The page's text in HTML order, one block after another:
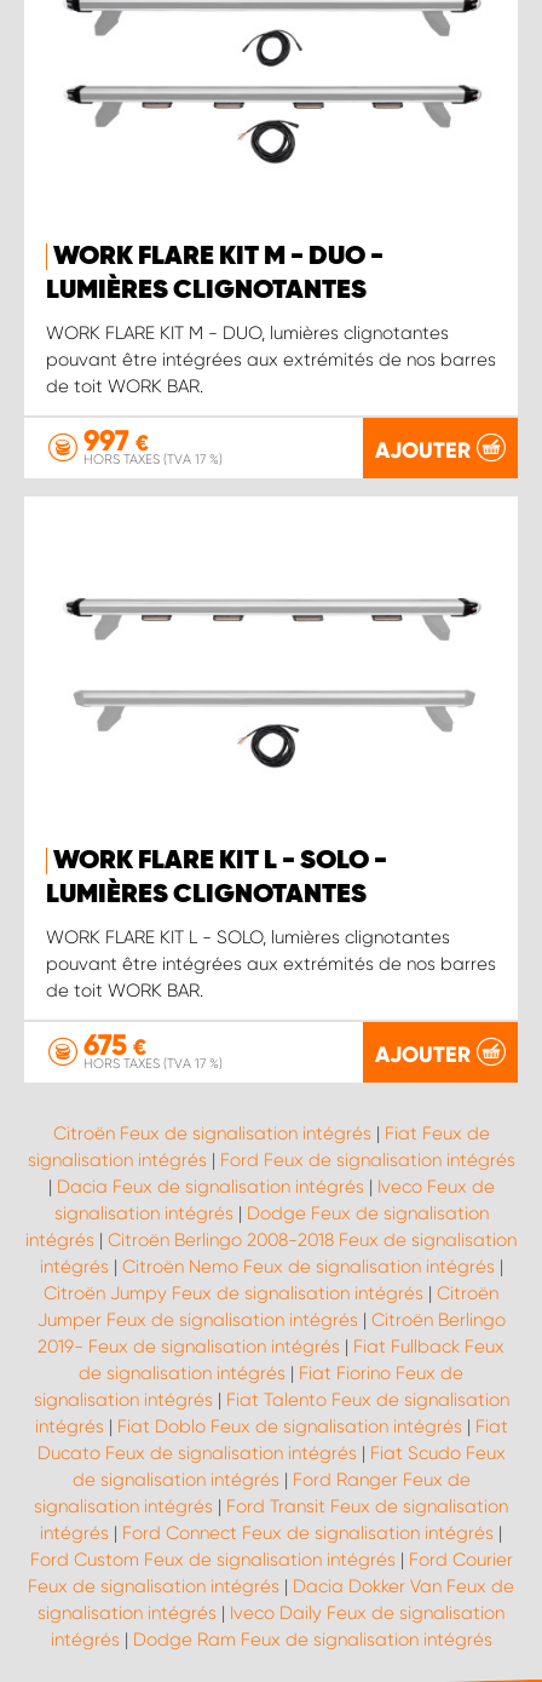
WORK FLARE KIT M - DUO -
LUMIÈRES CLIGNOTANTES
WORK FLARE KIT M - DUO, lumières clignotantes
pouvant être intégrées aux extrémités de nos barres
de toit WORK BAR.
997 €
HORS TAXES (TVA 17 %) AJOUTER
WORK FLARE KIT L - SOLO -
LUMIÈRES CLIGNOTANTES
WORK FLARE KIT L - SOLO, lumières clignotantes
pouvant être intégrées aux extrémités de nos barres
de toit WORK BAR.
675 €
HORS TAXES (TVA 17 %) AJOUTER
Citroën Feux de signalisation intégrés | Fiat Feux de
signalisation intégrés | Ford Feux de signalisation intégrés
| Dacia Feux de signalisation intégrés | Iveco Feux de
signalisation intégrés | Dodge Feux de signalisation
intégrés | Citroën Berlingo 2008-2018 Feux de signalisation
intégrés | Citroën Nemo Feux de signalisation intégrés |
Citroën Jumpy Feux de signalisation intégrés | Citroën
Jumper Feux de signalisation intégrés | Citroën Berlingo
2019- Feux de signalisation intégrés | Fiat Fullback Feux
de signalisation intégrés | Fiat Fiorino Feux de
signalisation intégrés | Fiat Talento Feux de signalisation
intégrés | Fiat Doblo Feux de signalisation intégrés | Fiat
Ducato Feux de signalisation intégrés | Fiat Scudo Feux
de signalisation intégrés | Ford Ranger Feux de
signalisation intégrés | Ford Transit Feux de signalisation
intégrés | Ford Connect Feux de signalisation intégrés |
Ford Custom Feux de signalisation intégrés | Ford Courier
Feux de signalisation intégrés | Dacia Dokker Van Feux de
signalisation intégrés | Iveco Daily Feux de signalisation
intégrés | Dodge Ram Feux de signalisation intégrés